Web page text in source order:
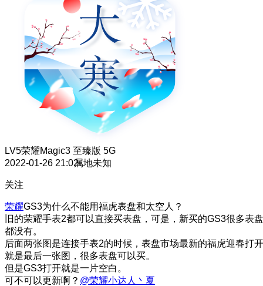
LV5荣耀Magic3 至臻版 5G
2022-01-26 21:02属地未知
关注
荣耀GS3为什么不能用福虎表盘和太空人？
旧的荣耀手表2都可以直接买表盘，可是，新买的GS3很多表盘
都没有。
后面两张图是连接手表2的时候，表盘市场最新的福虎迎春打开
就是最后一张图，很多表盘可以买。
但是GS3打开就是一片空白。
可不可以更新啊？ @荣耀小达人丶夏